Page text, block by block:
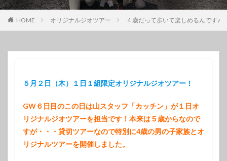
HOME オリジナルジオツアー ４歳だって歩いて楽しめるんです♪
５月２日（木）１日１組限定オリジナルジオツアー！
GW６日目のこの日は山スタッフ「カッチン」が１日オ
リジナルジオツアーを担当です！本来は５歳からなので
すが・・・貸切ツアーなので特別に4歳の男の子家族とオ
リジナルツアーを開催しました。